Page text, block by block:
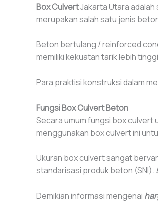
Box CulvertJakarta Utara
merupakan salah satu jenis
Beton bertulang / reinforced
memiliki kekuatan tarik lebih
Para praktisi konstruksi dalam
Fungsi Box Culvert Beton
Secara umum fungsi box culvert
menggunakan box culvert ini
Ukuran box culvert sangat
standarisasi produk beton (SNI).
Demikian informasi mengenai